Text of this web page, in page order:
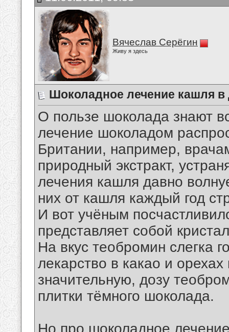
Вячеслав Серёгин
Живу я здесь
Шоколадное лечение кашля
О пользе шоколада знают
лечение шоколадом
Британии, например,
природный экстракт,
лечения кашля давно
них от кашля каждый год
И вот учёным
представляет собой
На вкус теобромин слегка
лекарство в какао и
значительную, дозу
плитки тёмного шоколада.